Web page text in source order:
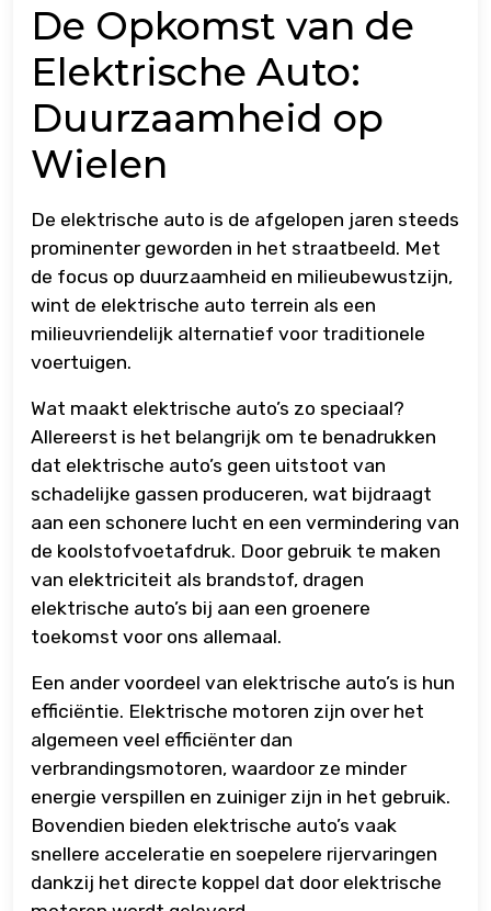
De Opkomst van de
Elektrische Auto:
Duurzaamheid op
Wielen
De elektrische auto is de afgelopen jaren steeds
prominenter geworden in het straatbeeld. Met
de focus op duurzaamheid en milieubewustzijn,
wint de elektrische auto terrein als een
milieuvriendelijk alternatief voor traditionele
voertuigen.
Wat maakt elektrische auto’s zo speciaal?
Allereerst is het belangrijk om te benadrukken
dat elektrische auto’s geen uitstoot van
schadelijke gassen produceren, wat bijdraagt
aan een schonere lucht en een vermindering van
de koolstofvoetafdruk. Door gebruik te maken
van elektriciteit als brandstof, dragen
elektrische auto’s bij aan een groenere
toekomst voor ons allemaal.
Een ander voordeel van elektrische auto’s is hun
efficiëntie. Elektrische motoren zijn over het
algemeen veel efficiënter dan
verbrandingsmotoren, waardoor ze minder
energie verspillen en zuiniger zijn in het gebruik.
Bovendien bieden elektrische auto’s vaak
snellere acceleratie en soepelere rijervaringen
dankzij het directe koppel dat door elektrische